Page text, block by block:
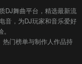
DJ舞曲平台，精选最新流
音，为DJ玩家和音乐爱好
门榜单与制作人作品持